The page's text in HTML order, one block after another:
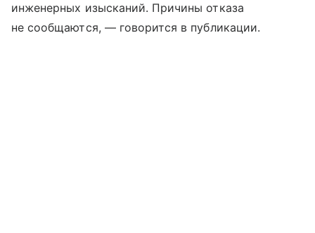
инженерных изысканий. Причины отказа
не сообщаются, — говорится в публикации.